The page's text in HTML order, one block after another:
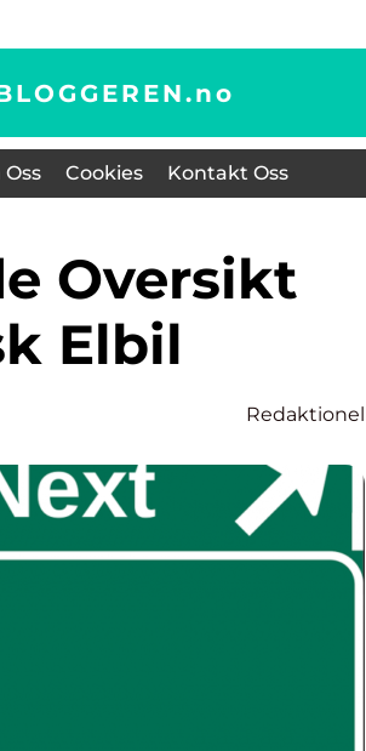
no
Cookies Kontakt Oss
Elbil
Redaktionel